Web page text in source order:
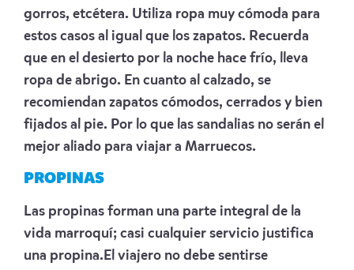
gorros, etcétera. Utiliza ropa muy cómoda para
estos casos al igual que los zapatos. Recuerda
que en el desierto por la noche hace frío, lleva
ropa de abrigo. En cuanto al calzado, se
recomiendan zapatos cómodos, cerrados y bien
fijados al pie. Por lo que las sandalias no serán el
mejor aliado para viajar a Marruecos.
PROPINAS
Las propinas forman una parte integral de la
vida marroquí; casi cualquier servicio justifica
una propina.El viajero no debe sentirse